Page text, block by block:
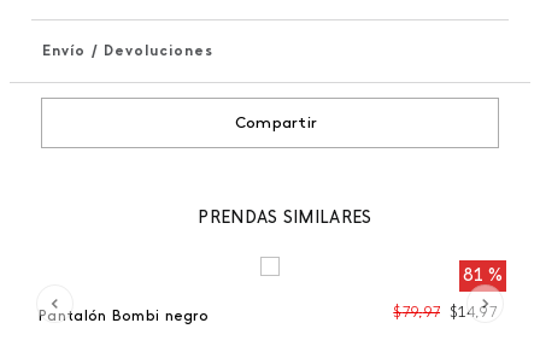
Envío / Devoluciones
Compartir
PRENDAS SIMILARES
81 %
Pantalón Bombi negro $79,97 $14,97